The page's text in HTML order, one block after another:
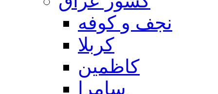
نجف و كوفه
كربلا
كاظمين
سامرا